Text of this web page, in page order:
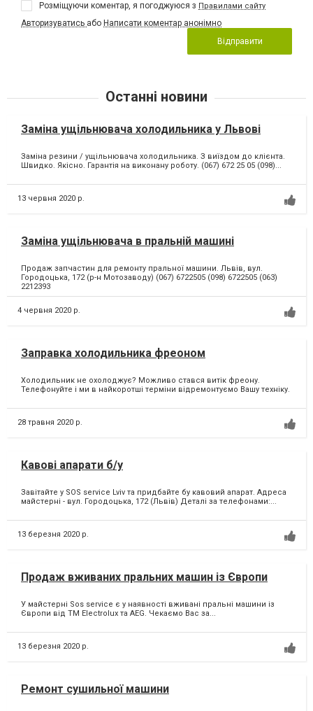
Розміщуючи коментар, я погоджуюся з Правилами сайту
Авторизуватись або Написати коментар анонімно
Відправити
Останні новини
Заміна ущільнювача холодильника у Львові
Заміна резини / ущільнювача холодильника. З виїздом до клієнта.
Швидко. Якісно. Гарантія на виконану роботу. (067) 672 25 05 (098)...
13 червня 2020 р.
Заміна ущільнювача в пральній машині
Продаж запчастин для ремонту пральної машини. Львів, вул.
Городоцька, 172 (р-н Мотозаводу) (067) 6722505 (098) 6722505 (063)
2212393
4 червня 2020 р.
Заправка холодильника фреоном
Холодильник не охолоджує? Можливо стався витік фреону.
Телефонуйте і ми в найкоротші терміни відремонтуємо Вашу техніку.
28 травня 2020 р.
Кавові апарати б/у
Завітайте у SOS service Lviv та придбайте бу кавовий апарат. Адреса
майстерні - вул. Городоцька, 172 (Львів) Деталі за телефонами:...
13 березня 2020 р.
Продаж вживаних пральних машин із Європи
У майстерні Sos service є у наявності вживані пральні машини із
Європи від ТМ Electrolux та AEG. Чекаємо Вас за...
13 березня 2020 р.
Ремонт сушильної машини